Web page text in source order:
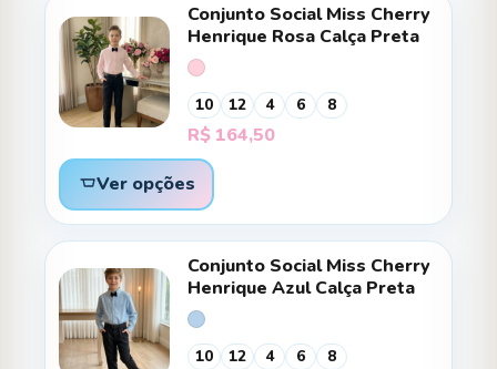
Conjunto Social Miss Cherry
Henrique Rosa Calça Preta
10 12 4 6 8
R$ 164,50
Ver opções
Conjunto Social Miss Cherry
Henrique Azul Calça Preta
10 12 4 6 8